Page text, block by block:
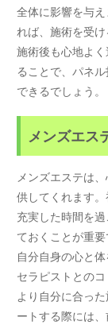
全体に影響を与
れば、施術を受
施術後も心地よ
ることで、パネ
できるでしょう。
メンズエス
メンズエステは
供してくれます
充実した時間を
ておくことが重
自分自身の心と
セラピストとの
より自分に合っ
ートする際には